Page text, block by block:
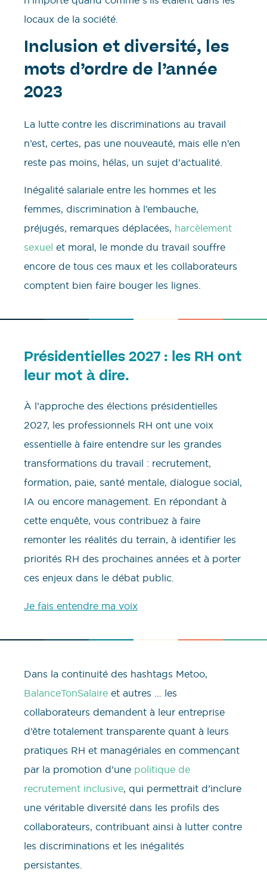
locaux de la société.
Inclusion et diversité, les
mots d’ordre de l’année
2023
La lutte contre les discriminations au travail
n’est, certes, pas une nouveauté, mais elle n’en
reste pas moins, hélas, un sujet d’actualité.
Inégalité salariale entre les hommes et les
femmes, discrimination à l’embauche,
préjugés, remarques déplacées, harcèlement
sexuel et moral, le monde du travail souffre
encore de tous ces maux et les collaborateurs
comptent bien faire bouger les lignes.
Présidentielles 2027 : les RH ont
leur mot à dire.
À l’approche des élections présidentielles
2027, les professionnels RH ont une voix
essentielle à faire entendre sur les grandes
transformations du travail : recrutement,
formation, paie, santé mentale, dialogue social,
IA ou encore management. En répondant à
cette enquête, vous contribuez à faire
remonter les réalités du terrain, à identifier les
priorités RH des prochaines années et à porter
ces enjeux dans le débat public.
Je fais entendre ma voix
Dans la continuité des hashtags Metoo,
BalanceTonSalaire et autres … les
collaborateurs demandent à leur entreprise
d’être totalement transparente quant à leurs
pratiques RH et managériales en commençant
par la promotion d’une politique de
recrutement inclusive, qui permettrait d’inclure
une véritable diversité dans les profils des
collaborateurs, contribuant ainsi à lutter contre
les discriminations et les inégalités
persistantes.